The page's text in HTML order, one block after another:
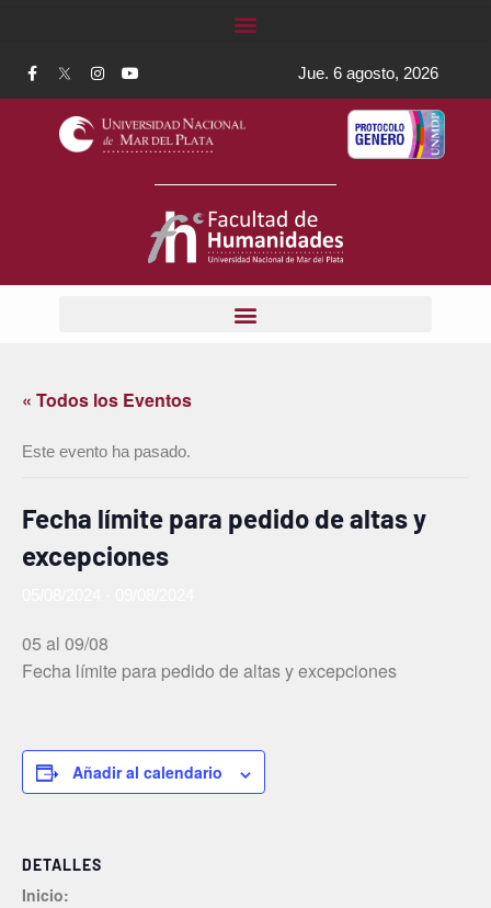
Jue. 6 agosto, 2026
« Todos los Eventos
Este evento ha pasado.
Fecha límite para pedido de altas y
excepciones
05 al 09/08
Fecha límite para pedido de altas y excepciones
Añadir al calendario
DETALLES
Inicio: